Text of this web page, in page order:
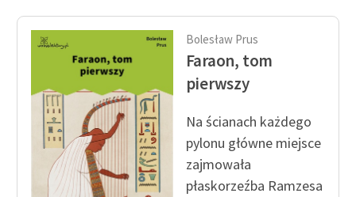
Zespół
Zasady wykorzystania
Wolnych Lektur
Logotypy
Materiały promocyjne
Bolesław Prus
Faraon, tom
pierwszy
Na ścianach każdego
pylonu główne miejsce
zajmowała
płaskorzeźba Ramzesa